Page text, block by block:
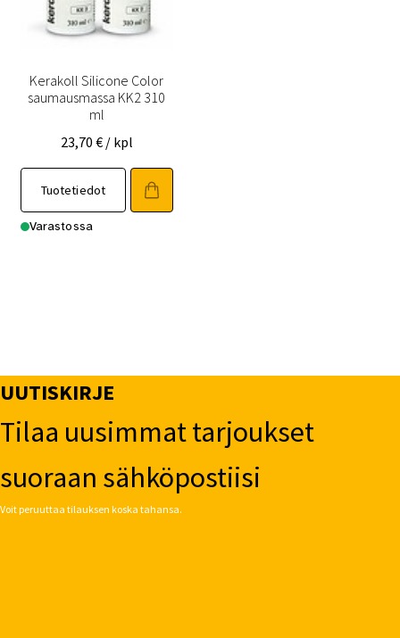
Kerakoll Silicone Color
saumausmassa KK2 310
ml
23,70 € / kpl
Tuotetiedot
Varastossa
UUTISKIRJE
Tilaa uusimmat tarjoukset
suoraan sähköpostiisi
Voit peruuttaa tilauksen koska tahansa.